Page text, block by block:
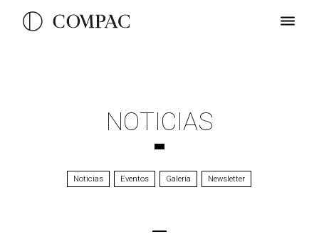
NOTICIAS
Noticias Eventos Galería Newsletter